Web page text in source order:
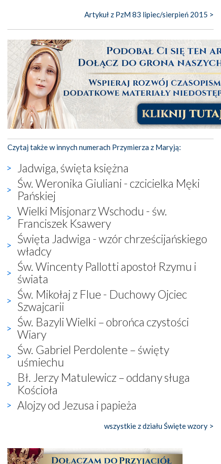
Artykuł z PzM 83 lipiec/sierpień 2015 >
Czytaj także w innych numerach Przymierza z Maryją:
Jadwiga, święta księżna
Św. Weronika Giuliani - czcicielka Męki
Pańskiej
Wielki Misjonarz Wschodu - św.
Franciszek Ksawery
Święta Jadwiga - wzór chrześcijańskiego
władcy
Św. Wincenty Pallotti apostoł Rzymu i
świata
Św. Mikołaj z Flue - Duchowy Ojciec
Szwajcarii
Św. Bazyli Wielki – obrońca czystości
Wiary
Św. Gabriel Perdolente – święty
uśmiechu
Bł. Jerzy Matulewicz – oddany sługa
Kościoła
Alojzy od Jezusa i papieża
wszystkie z działu Święte wzory >